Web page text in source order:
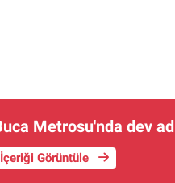
Metrosu'nda dev
İçeriği Görüntüle